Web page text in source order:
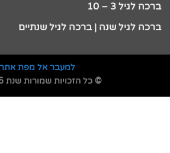
ברכה לגיל 3 – 10
ברכה לגיל שנה | ברכה לגיל שנתיים
למעבר אל מפת אתר
© כל הזכויות שמורות שנת 2026 ©